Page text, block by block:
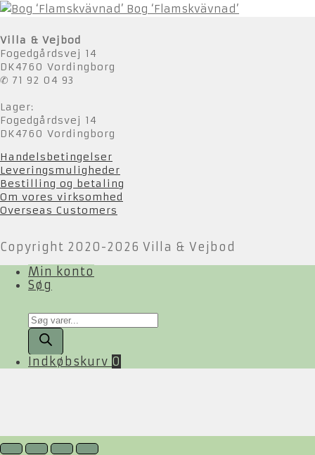
Bog ‘Flamskvävnad’
Villa & Vejbod
Fogedgårdsvej 14
DK4760 Vordingborg
✆ 71 92 04 93
Lager:
Fogedgårdsvej 14
DK4760 Vordingborg
Handelsbetingelser
Leveringsmuligheder
Bestilling og betaling
Om vores virksomhed
Overseas Customers
Copyright 2020-2026 Villa & Vejbod
Min konto
Søg
Products
search
Indkøbskurv 0